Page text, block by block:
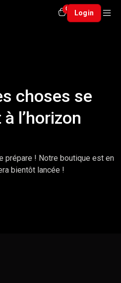
0 Login
choses se
l’horizon
prépare ! Notre boutique est en
bientôt lancée !